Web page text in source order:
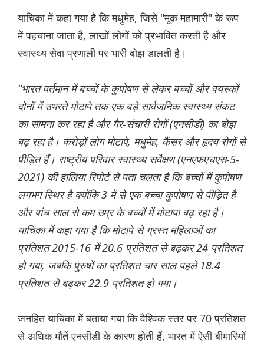
याचिका में कहा गया है कि मधुमेह, जिसे "मूक महामारी" के रूप
में पहचाना जाता है, लाखों लोगों को प्रभावित करती है और
स्वास्थ्य सेवा प्रणाली पर भारी बोझ डालती है।
“भारत वर्तमान में बच्चों के कुपोषण से लेकर बच्चों और वयस्कों
दोनों में उभरते मोटापे तक एक बड़े सार्वजनिक स्वास्थ्य संकट
का सामना कर रहा है और गैर-संचारी रोगों (एनसीडी) का बोझ
बढ़ रहा है। करोड़ों लोग मोटापे, मधुमेह, कैंसर और हृदय रोगों से
पीड़ित हैं। राष्ट्रीय परिवार स्वास्थ्य सर्वेक्षण (एनएफएचएस-5-
2021) की हालिया रिपोर्ट से पता चलता है कि बच्चों में कुपोषण
लगभग स्थिर है क्योंकि 3 में से एक बच्चा कुपोषण से पीड़ित है
और पांच साल से कम उम्र के बच्चों में मोटापा बढ़ रहा है।
याचिका में कहा गया है कि मोटापे से ग्रस्त महिलाओं का
प्रतिशत 2015-16 में 20.6 प्रतिशत से बढ़कर 24 प्रतिशत
हो गया, जबकि पुरुषों का प्रतिशत चार साल पहले 18.4
प्रतिशत से बढ़कर 22.9 प्रतिशत हो गया।
जनहित याचिका में बताया गया कि वैश्विक स्तर पर 70 प्रतिशत
से अधिक मौतें एनसीडी के कारण होती हैं, भारत में ऐसी बीमारियों